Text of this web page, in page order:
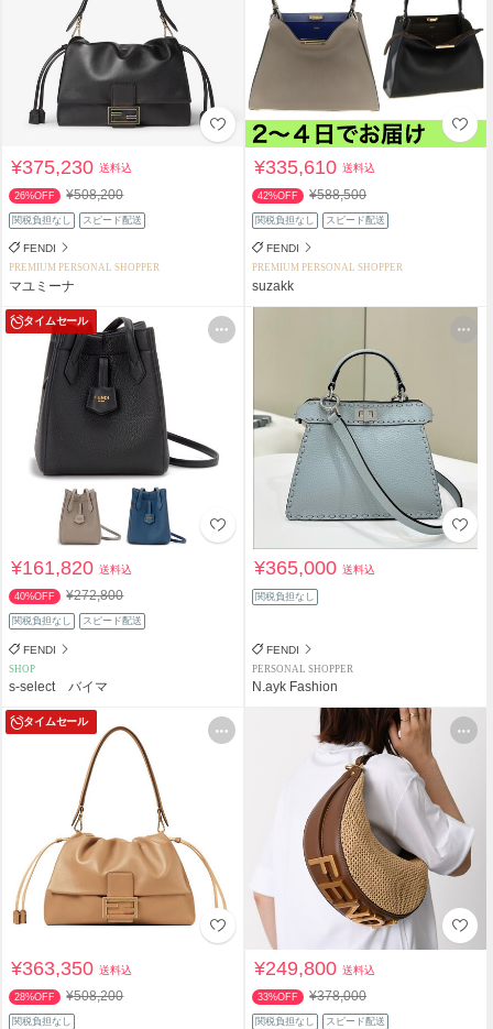
¥375,230送料込
26%OFF ¥508,200
関税負担なし スピード配送
FENDI
PREMIUM PERSONAL SHOPPER
マユミーナ
¥335,610送料込
42%OFF ¥588,500
関税負担なし スピード配送
FENDI
PREMIUM PERSONAL SHOPPER
suzakk
タイムセール
¥161,820送料込
40%OFF ¥272,800
関税負担なし スピード配送
FENDI
SHOP
s-select バイマ
¥365,000送料込
関税負担なし
FENDI
PERSONAL SHOPPER
N.ayk Fashion
タイムセール
¥363,350送料込
28%OFF ¥508,200
関税負担なし
¥249,800送料込
33%OFF ¥378,000
関税負担なし スピード配送